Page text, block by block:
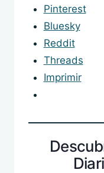
Pinterest
Bluesky
Reddit
Threads
Imprimir